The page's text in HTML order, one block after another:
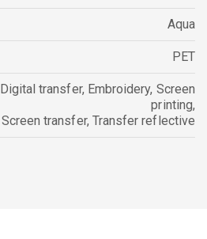
Aqua
PET
Digital transfer, Embroidery, Screen
printing,
Screen transfer, Transfer reflective